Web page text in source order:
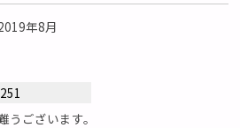
年8月
ございます。